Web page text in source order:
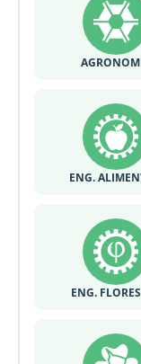
ENG.
ENG.